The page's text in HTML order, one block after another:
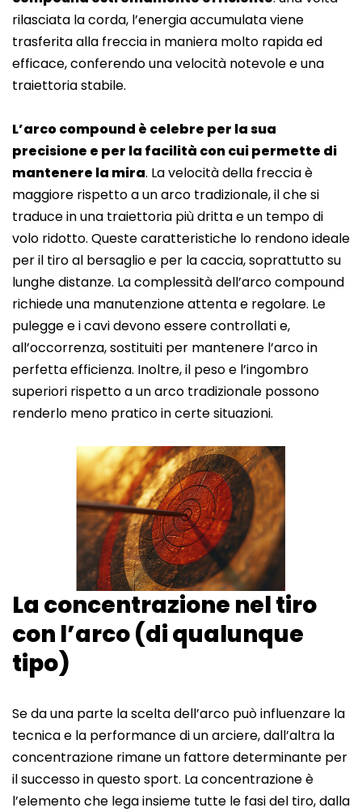
rilasciata la corda, l’energia accumulata viene
trasferita alla freccia in maniera molto rapida ed
efficace, conferendo una velocità notevole e una
traiettoria stabile.
L’arco compound è celebre per la sua
precisione e per la facilità con cui permette di
mantenere la mira. La velocità della freccia è
maggiore rispetto a un arco tradizionale, il che si
traduce in una traiettoria più dritta e un tempo di
volo ridotto. Queste caratteristiche lo rendono ideale
per il tiro al bersaglio e per la caccia, soprattutto su
lunghe distanze. La complessità dell’arco compound
richiede una manutenzione attenta e regolare. Le
pulegge e i cavi devono essere controllati e,
all’occorrenza, sostituiti per mantenere l’arco in
perfetta efficienza. Inoltre, il peso e l’ingombro
superiori rispetto a un arco tradizionale possono
renderlo meno pratico in certe situazioni.
La concentrazione nel tiro
con l’arco (di qualunque
tipo)
Se da una parte la scelta dell’arco può influenzare la
tecnica e la performance di un arciere, dall’altra la
concentrazione rimane un fattore determinante per
il successo in questo sport. La concentrazione è
l’elemento che lega insieme tutte le fasi del tiro, dalla